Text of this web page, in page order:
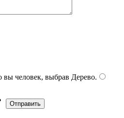
вы человек, выбрав Дерево.